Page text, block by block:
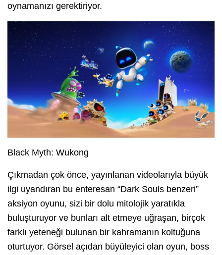
oynamanızı gerektiriyor.
Black Myth: Wukong
Çıkmadan çok önce, yayınlanan videolarıyla büyük
ilgi uyandıran bu enteresan “Dark Souls benzeri”
aksiyon oyunu, sizi bir dolu mitolojik yaratıkla
buluşturuyor ve bunları alt etmeye uğraşan, birçok
farklı yeteneği bulunan bir kahramanın koltuğuna
oturtuyor. Görsel açıdan büyüleyici olan oyun, boss